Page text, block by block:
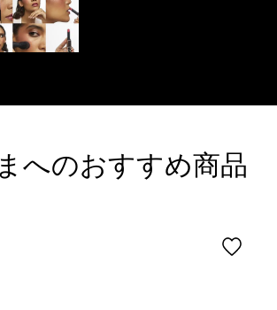
へのおすすめ商品